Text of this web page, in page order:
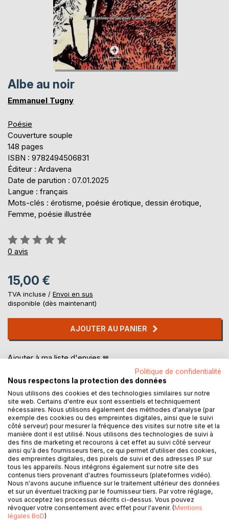
Albe au noir
Emmanuel Tugny
Poésie
Couverture souple
148 pages
ISBN : 9782494506831
Éditeur : Ardavena
Date de parution : 07.01.2025
Langue : français
Mots-clés : érotisme, poésie érotique, dessin érotique,
Femme, poésie illustrée
Évaluation:
0%
0 avis
15,00 €
TVA incluse / Envoi en sus
disponible (dès maintenant)
AJOUTER AU PANIER
Ajouter à ma liste d'envies
DESCRIPTION
Recueil de poésie érotique, illustré de dessins assortis.
AUTEUR(S)
Politique de confidentialité
Nous respectons la protection des données
Nous utilisons des cookies et des technologies similaires sur notre
site web. Certains d'entre eux sont essentiels et techniquement
nécessaires. Nous utilisons également des méthodes d'analyse (par
exemple des cookies ou des empreintes digitales, ainsi que le suivi
côté serveur) pour mesurer la fréquence des visites sur notre site et la
manière dont il est utilisé. Nous utilisons des technologies de suivi à
des fins de marketing et recourons à cet effet au suivi côté serveur
ainsi qu'à des fournisseurs tiers, ce qui permet d'utiliser des cookies,
des empreintes digitales, des pixels de suivi et des adresses IP sur
tous les appareils. Nous intégrons également sur notre site des
contenus tiers provenant d'autres fournisseurs (plateformes vidéo).
Nous n'avons aucune influence sur le traitement ultérieur des données
et sur un éventuel tracking par le fournisseur tiers. Par votre réglage,
vous acceptez les processus décrits ci-dessus. Vous pouvez
révoquer votre consentement avec effet pour l'avenir. (Mentions
légales BoD)